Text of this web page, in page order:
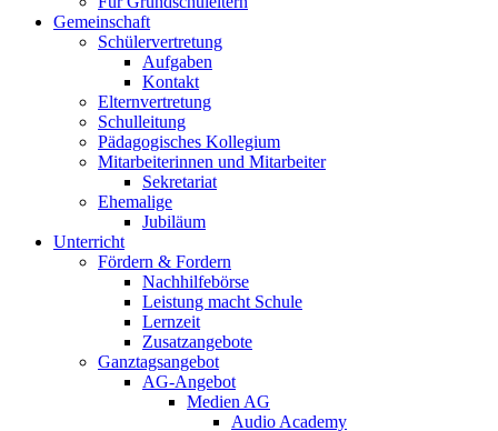
Gemeinschaft
Schülervertretung
Aufgaben
Kontakt
Elternvertretung
Schulleitung
Pädagogisches Kollegium
Mitarbeiterinnen und Mitarbeiter
Sekretariat
Ehemalige
Jubiläum
Unterricht
Fördern & Fordern
Nachhilfebörse
Leistung macht Schule
Lernzeit
Zusatzangebote
Ganztagsangebot
AG-Angebot
Medien AG
Audio Academy